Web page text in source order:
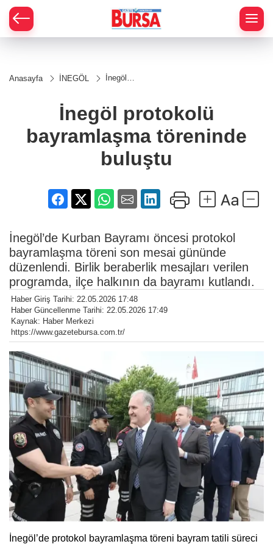
Anasayfa İNEGÖL
İnegöl
töreninde
buluştu
İnegöl protokolü
bayramlaşma töreninde
buluştu
İnegöl’de Kurban Bayramı öncesi protokol
bayramlaşma töreni son mesai gününde
düzenlendi. Birlik beraberlik mesajları verilen
programda, ilçe halkının da bayramı kutlandı.
Haber Giriş Tarihi: 22.05.2026 17:48
Haber Güncellenme Tarihi: 22.05.2026 17:49
Kaynak: Haber Merkezi
https://www.gazetebursa.com.tr/
İnegöl’de protokol bayramlaşma töreni bayram tatili süreci